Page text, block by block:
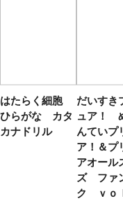
はたらく細胞
ひらがな カタ
カナドリル
だいすき
ュア！
んていプ
ア！＆プ
アオール
ズ ファ
ク ｖｏ